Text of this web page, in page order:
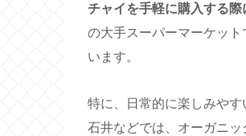
チャイを手軽に購入する際
の大手スーパーマーケッ
います。
特に、日常的に楽しみや
石井などでは、オーガニ